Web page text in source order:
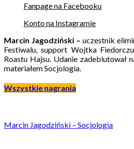
Fanpage na Facebooku
Konto na Instagramie
Marcin Jagodziński – uczestnik
Festiwalu, support Wojtka
Roastu Hajsu. Udanie zadebiutował
materiałem Socjologia.
Wszystkie nagrania
Marcin Jagodziński – Socjologia